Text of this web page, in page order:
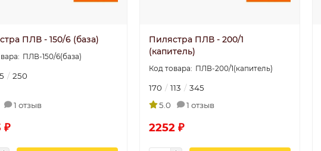
ПЛВ - 150/6 (база)
ПЛВ-150/6(база)
250
1 отзыв
₽
Пилястра ПЛВ - 200/1
(капитель)
ПЛВ-200/1(капитель)
170 113
345
5.0
1 отзыв
2252 ₽